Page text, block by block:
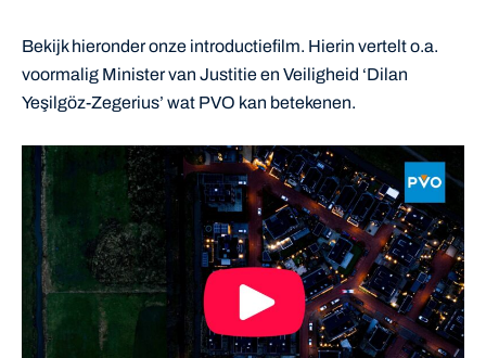
Bekijk hieronder onze introductiefilm. Hierin vertelt o.a.
voormalig Minister van Justitie en Veiligheid ‘Dilan
Yeşilgöz-Zegerius’ wat PVO kan betekenen.